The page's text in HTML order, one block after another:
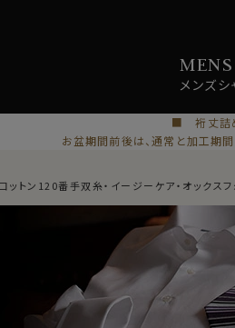
MENS
メンズシ
■ 裄丈詰
お盆期間前後は、通常と加工期
ットン120番手双糸・イージーケア・オックス